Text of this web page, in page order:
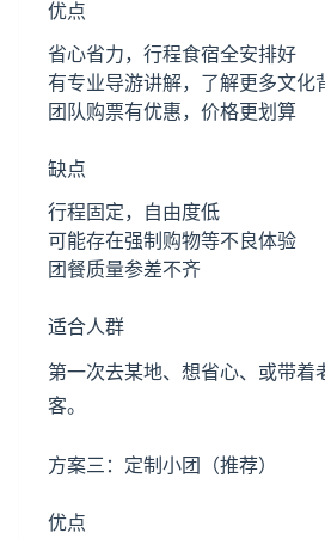
优点
省心省力，行程食宿全安排好
有专业导游讲解，了解更多文化
团队购票有优惠，价格更划算
缺点
行程固定，自由度低
可能存在强制购物等不良体验
团餐质量参差不齐
适合人群
第一次去某地、想省心、或带着
客。
方案三：定制小团（推荐）
优点